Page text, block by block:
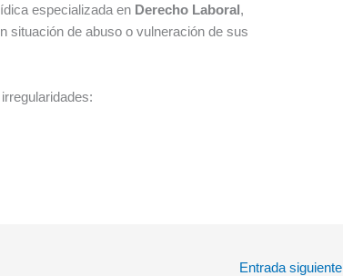
especializada en Derecho Laboral,
situación de abuso o vulneración de sus
Entrada siguiente